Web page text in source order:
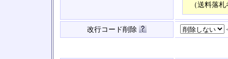
（送料落
改行コード削除